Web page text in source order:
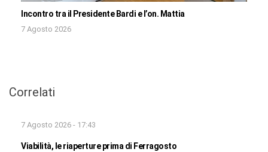
Incontro tra il Presidente Bardi e l’on. Mattia
7 Agosto 2026
Correlati
7 Agosto 2026 - 17:43
Viabilità, le riaperture prima di Ferragosto